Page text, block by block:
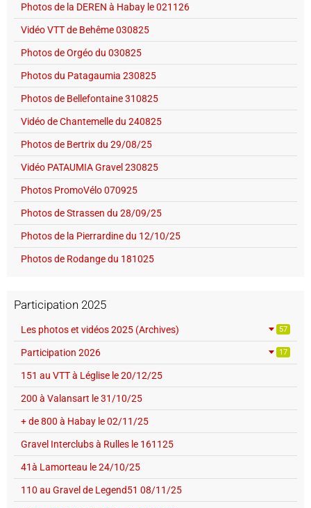
Photos de la DEREN à Habay le 021126
Vidéo VTT de Behême 030825
Photos de Orgéo du 030825
Photos du Patagaumia 230825
Photos de Bellefontaine 310825
Vidéo de Chantemelle du 240825
Photos de Bertrix du 29/08/25
Vidéo PATAUMIA Gravel 230825
Photos PromoVélo 070925
Photos de Strassen du 28/09/25
Photos de la Pierrardine du 12/10/25
Photos de Rodange du 181025
Participation 2025
Les photos et vidéos 2025 (Archives) 57
Participation 2026 17
151 au VTT à Léglise le 20/12/25
200 à Valansart le 31/10/25
+ de 800 à Habay le 02/11/25
Gravel Interclubs à Rulles le 161125
41à Lamorteau le 24/10/25
110 au Gravel de Legend51 08/11/25